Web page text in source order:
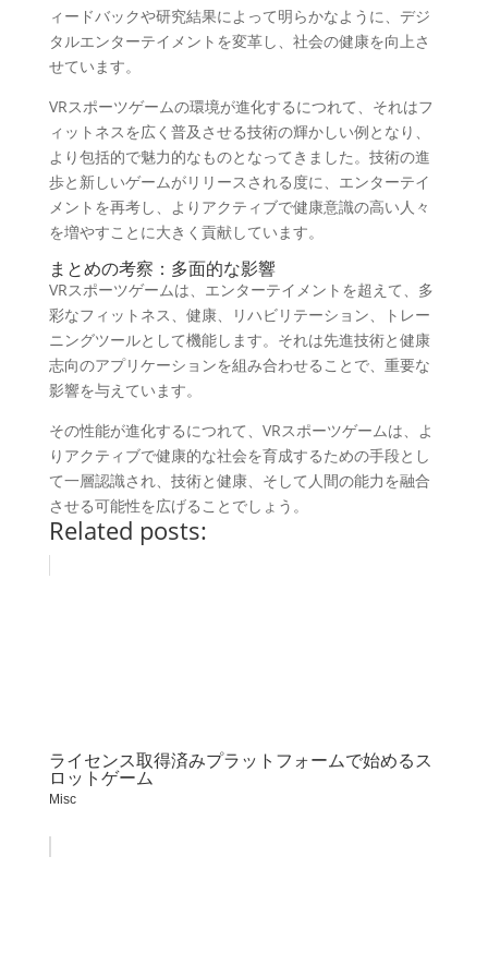
ィードバックや研究結果によって明らかなように、デジ
タルエンターテイメントを変革し、社会の健康を向上さ
せています。
VRスポーツゲームの環境が進化するにつれて、それはフ
ィットネスを広く普及させる技術の輝かしい例となり、
より包括的で魅力的なものとなってきました。技術の進
歩と新しいゲームがリリースされる度に、エンターテイ
メントを再考し、よりアクティブで健康意識の高い人々
を増やすことに大きく貢献しています。
まとめの考察：多面的な影響
VRスポーツゲームは、エンターテイメントを超えて、多
彩なフィットネス、健康、リハビリテーション、トレー
ニングツールとして機能します。それは先進技術と健康
志向のアプリケーションを組み合わせることで、重要な
影響を与えています。
その性能が進化するにつれて、 VRスポーツゲームは、よ
りアクティブで健康的な社会を育成するための手段とし
て一層認識され、技術と健康、そして人間の能力を融合
させる可能性を広げることでしょう。
Related posts:
ライセンス取得済みプラットフォームで始めるス
ロットゲーム
Misc